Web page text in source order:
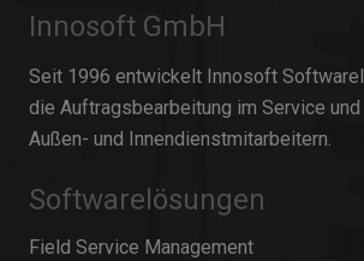
Innosoft GmbH
Seit 1996 entwickelt Innosoft
die Auftragsbearbeitung im Service
Außen- und Innendienstmitarbeitern.
Softwarelösungen
Field Service Management